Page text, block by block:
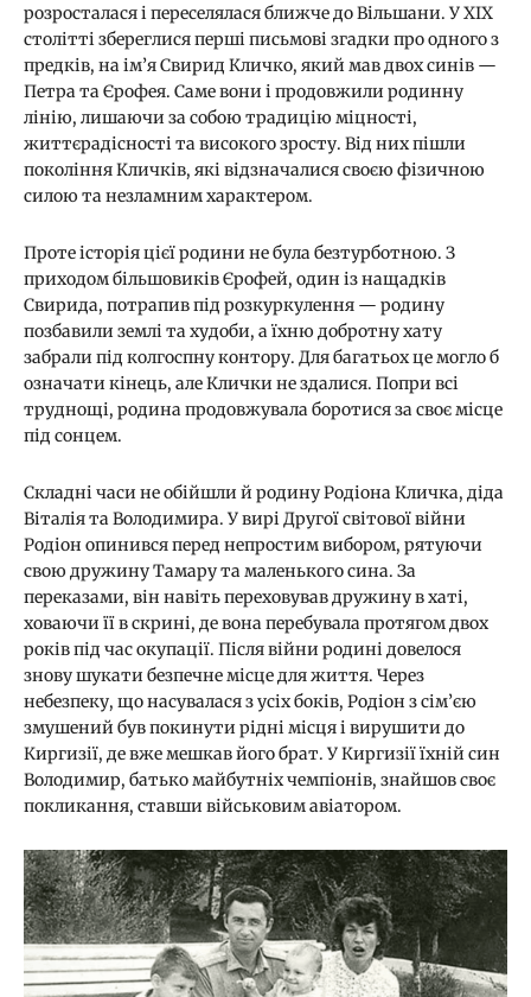
розросталася і переселялася ближче до Вільшани. У ХІХ
столітті збереглися перші письмові згадки про одного з
предків, на ім’я Свирид Кличко, який мав двох синів —
Петра та Єрофея. Саме вони і продовжили родинну
лінію, лишаючи за собою традицію міцності,
життєрадісності та високого зросту. Від них пішли
покоління Кличків, які відзначалися своєю фізичною
силою та незламним характером.
Проте історія цієї родини не була безтурботною. З
приходом більшовиків Єрофей, один із нащадків
Свирида, потрапив під розкуркулення — родину
позбавили землі та худоби, а їхню добротну хату
забрали під колгоспну контору. Для багатьох це могло б
означати кінець, але Клички не здалися. Попри всі
труднощі, родина продовжувала боротися за своє місце
під сонцем.
Складні часи не обійшли й родину Родіона Кличка, діда
Віталія та Володимира. У вирі Другої світової війни
Родіон опинився перед непростим вибором, рятуючи
свою дружину Тамару та маленького сина. За
переказами, він навіть переховував дружину в хаті,
ховаючи її в скрині, де вона перебувала протягом двох
років під час окупації. Після війни родині довелося
знову шукати безпечне місце для життя. Через
небезпеку, що насувалася з усіх боків, Родіон з сім’єю
змушений був покинути рідні місця і вирушити до
Киргизії, де вже мешкав його брат. У Киргизії їхній син
Володимир, батько майбутніх чемпіонів, знайшов своє
покликання, ставши військовим авіатором.